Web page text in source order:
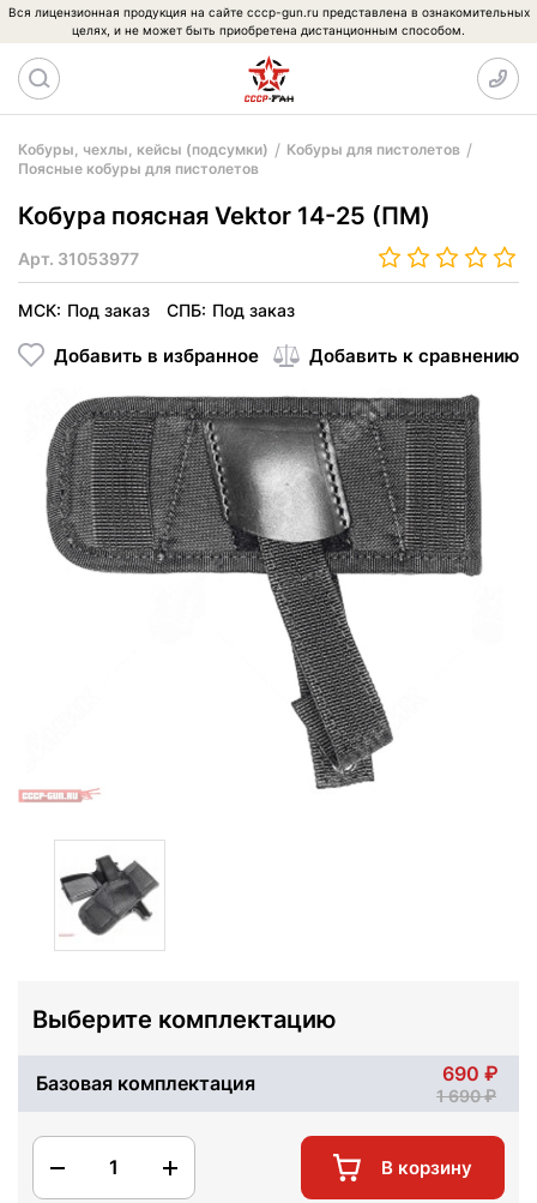
Вся лицензионная продукция на сайте cccp-gun.ru представлена в ознакомительных
целях, и не может быть приобретена дистанционным способом.
Кобуры, чехлы, кейсы (подсумки)
Кобуры для пистолетов
Поясные кобуры для пистолетов
Кобура поясная Vektor 14-25 (ПМ)
Арт. 31053977
МСК: Под заказ СПБ: Под заказ
Добавить в избранное Добавить к сравнению
Выберите комплектацию
Базовая комплектация 690
1 690
1 В корзину